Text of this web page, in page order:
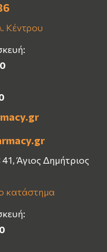
Κέντρου
Άγιος Δημήτριος
κατάστημα